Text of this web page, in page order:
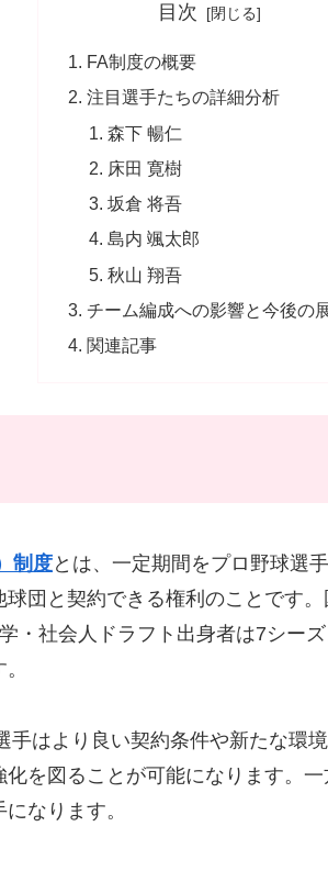
目次
FA制度の概要
注目選手たちの詳細分析
森下 暢仁
床田 寛樹
坂倉 将吾
島内 颯太郎
秋山 翔吾
チーム編成への影響と今後の
関連記事
制度とは、一定期間をプロ野球選
団と契約できる権利のことです
・社会人ドラフト出身者は7シー
手はより良い契約条件や新たな環
を図ることが可能になります。一
なります。